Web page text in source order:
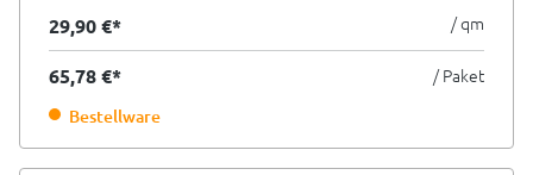
29,90 €* / qm
65,78 €* / Paket
Bestellware